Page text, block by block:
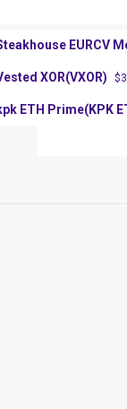
Steakhouse
Vested XOR(VXOR)
kpk ETH